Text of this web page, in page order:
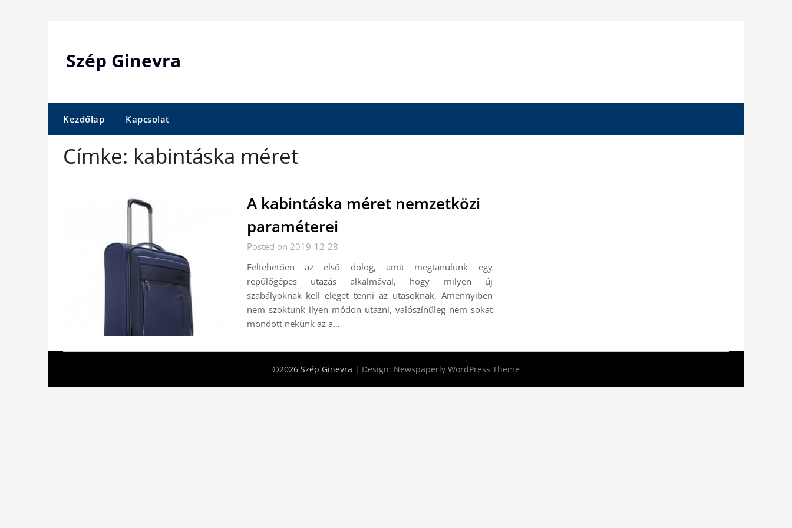
Szép Ginevra
Kezdőlap Kapcsolat
Címke: kabintáska méret
A kabintáska méret nemzetközi
paraméterei
Posted on 2019-12-28
Feltehetően az első dolog, amit megtanulunk egy
repülőgépes utazás alkalmával, hogy milyen új
szabályoknak kell eleget tenni az utasoknak. Amennyiben
nem szoktunk ilyen módon utazni, valószínűleg nem sokat
mondott nekünk az a…
©2026 Szép Ginevra | Design: Newspaperly WordPress Theme